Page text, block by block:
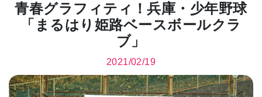
エリア特集
お問合わせ
プライバシーポリシー
FAQ
青春グラフィティ！兵庫・少年野球
「まるはり姫路ベースボールクラ
ブ」
2021/02/19